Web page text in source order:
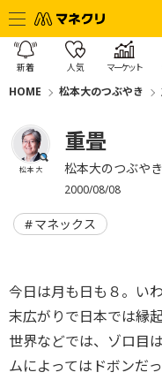
新着 人気 マーケット
HOME 松本大のつぶやき
松本 大
重畳
松本大のつぶやき
2000/08/08
マネックス
今日は月も日も８。い
末広がりで日本では縁
世界などでは、ゾロ目
ムによってはドボンだ